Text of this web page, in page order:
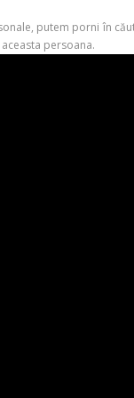
putem porni în
persoana.